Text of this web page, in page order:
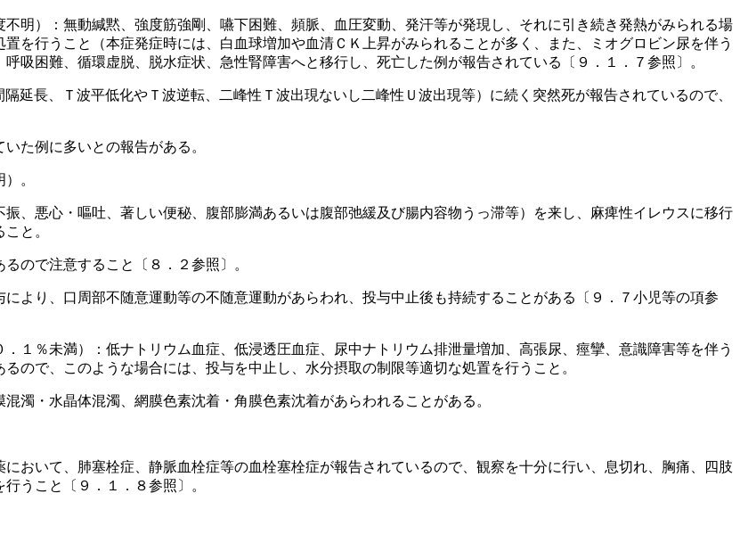
）：無動緘黙、強度筋強剛、嚥下困難、頻脈、血圧変動、発汗等が発現し、それに引き続き発熱がみられる場
を行うこと（本症発症時には、白血球増加や血清ＣＫ上昇がみられることが多く、また、ミオグロビン尿を伴う
吸困難、循環虚脱、脱水症状、急性腎障害へと移行し、死亡した例が報告されている〔９．１．７参照〕。
長、Ｔ波平低化やＴ波逆転、二峰性Ｔ波出現ないし二峰性Ｕ波出現等）に続く突然死が報告されているので、
た例に多いとの報告がある。
。
、悪心・嘔吐、著しい便秘、腹部膨満あるいは腹部弛緩及び腸内容物うっ滞等）を来し、麻痺性イレウスに移行
と。
ので注意すること〔８．２参照〕。
より、口周部不随意運動等の不随意運動があらわれ、投与中止後も持続することがある〔９．７小児等の項参
１％未満）：低ナトリウム血症、低浸透圧血症、尿中ナトリウム排泄量増加、高張尿、痙攣、意識障害等を伴う
ので、このような場合には、投与を中止し、水分摂取の制限等適切な処置を行うこと。
・水晶体混濁、網膜色素沈着・角膜色素沈着があらわれることがある。
おいて、肺塞栓症、静脈血栓症等の血栓塞栓症が報告されているので、観察を十分に行い、息切れ、胸痛、四肢
うこと〔９．１．８参照〕。